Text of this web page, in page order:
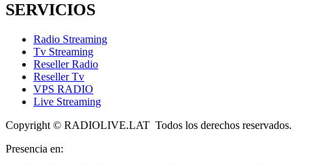
SERVICIOS
Radio Streaming
Tv Streaming
Reseller Radio
Reseller Tv
VPS RADIO
Live Streaming
Copyright © RADIOLIVE.LAT Todos los derechos reservados.
Presencia en: